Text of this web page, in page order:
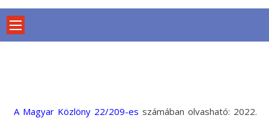
A Magyar Közlöny 22/209-es számában olvasható: 2022.